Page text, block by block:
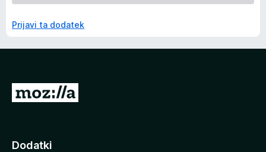
Prijavi ta dodatek
P
d
Dodatki